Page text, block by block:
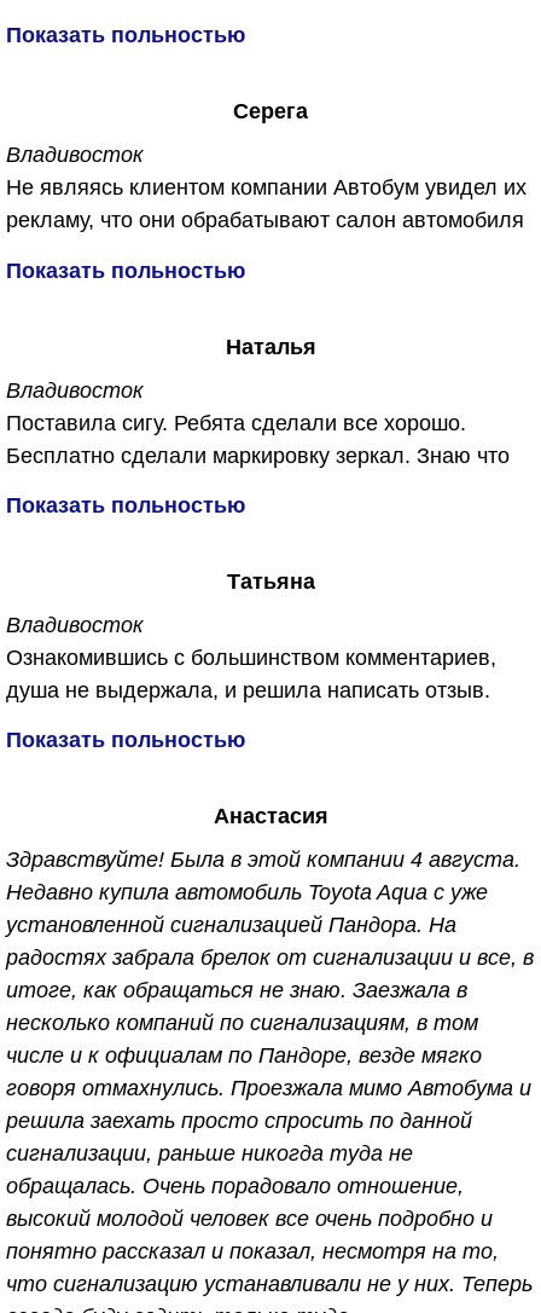
услуга озонирование салона. Не знаю что это
машина у меня после кузовного ремонта я
согласиась с удовольствием. Вы же знаете как
после кузовного ремонта пахнет ужасно в
машине... А сейчас пахнет чистым воздухм.
Показать польностью
Серега
Владивосток
Не являясь клиентом компании Автобум увидел их
рекламу, что они обрабатывают салон автомобиля
микробов ))))
Обещали, что в машине будет дышаться легко. Не
обманули. Спасибо огромное!
Показать польностью
Наталья
Владивосток
Поставила сигу. Ребята сделали все хорошо.
Бесплатно сделали маркировку зеркал. Знаю что
еще и обработали машину от запахов бесплатно.
Показать польностью
Татьяна
Владивосток
Ознакомившись с большинством комментариев,
душа не выдержала, и решила написать отзыв.
люди. Первый раз обратилась в данную компанию
Здесь много уточняют какая сигнализация, какая
машина, а потом начинают критиковать, мол к
клиентам на дорогих машинах отношение особое,
так вот; исходя из этого умолчу о данных
характеристиках. Вернёмся к основной теме. На
первой машине сигнализацию установили 7 лет
назад, за всё это время не разу не подводила.
Иногда возникали некоторые вопросы,
исключительно из-за того что лень было заглянуть
в инструкцию, и чисто поэтому звонила
специалистам. И на любой, даже самый глупый
вопрос получала подробный инструктаж и
консультацию. После 7ми лет эксплуатации,
машина была продана и приобретена новая
"ласточка" . Вопрос о том куда обратиться за
Показать польностью
Анастасия
Здравствуйте! Была в этой компании 4 августа.
Недавно купила автомобиль Toyota Aqua с уже
установленной сигнализацией Пандора. На
радостях забрала брелок от сигнализации и все, в
итоге, как обращаться не знаю. Заезжала в
несколько компаний по сигнализациям, в том
числе и к официалам по Пандоре, везде мягко
говоря отмахнулись. Проезжала мимо Автобума и
решила заехать просто спросить по данной
сигнализации, раньше никогда туда не
обращалась. Очень порадовало отношение,
высокий молодой человек все очень подробно и
понятно рассказал и показал, несмотря на то,
что сигнализацию устанавливали не у них. Теперь